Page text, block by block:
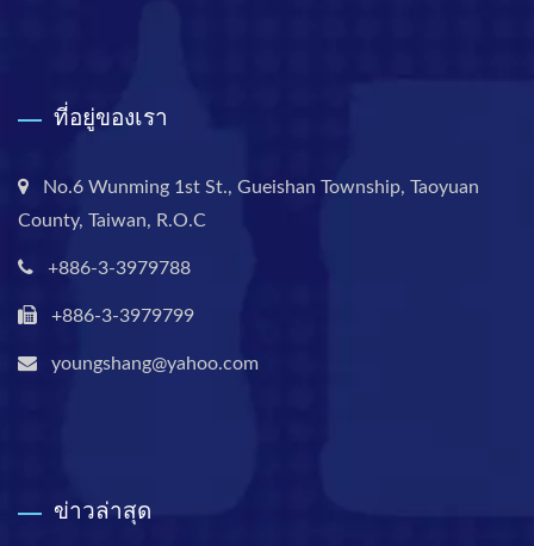
ที่อยู่ของเรา
No.6 Wunming 1st St., Gueishan Township, Taoyuan
County, Taiwan, R.O.C
+886-3-3979788
+886-3-3979799
youngshang@yahoo.com
ข่าวล่าสุด